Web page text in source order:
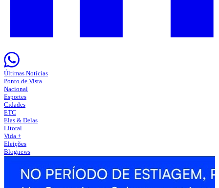
Últimas Notícias
Ponto de Vista
Nacional
Esportes
Cidades
ETC
Elas & Delas
Litoral
Vida +
Eleições
Blognews